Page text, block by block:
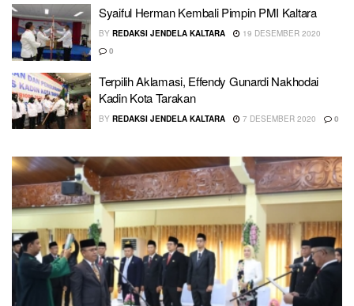
Syaiful Herman Kembali Pimpin PMI Kaltara
BY REDAKSI JENDELA KALTARA
19 DESEMBER 2020
0
Terpilih Aklamasi, Effendy Gunardi Nakhodai
Kadin Kota Tarakan
BY REDAKSI JENDELA KALTARA 7 DESEMBER 2020 0